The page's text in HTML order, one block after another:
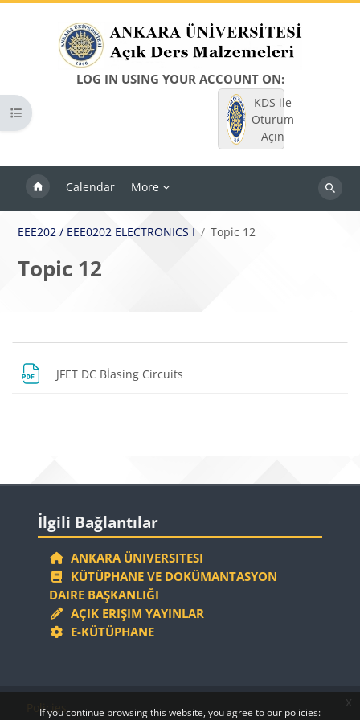
If you continue browsing this website, you agree to our policies:
x
LOG IN USING YOUR ACCOUNT ON:
KDS ile
Oturum
Açın
Calendar More
Search
Open course index
EEE202 / EEE0202 ELECTRONICS I Topic 12
Topic 12
Blocks
Section outline
JFET DC Bİasing Circuits
Blocks
İlgili Bağlantılar
ANKARA ÜNIVERSITESI
KÜTÜPHANE VE DOKÜMANTASYON
DAIRE BAŞKANLIĞI
AÇIK ERIŞIM YAYINLAR
E-KÜTÜPHANE
Blocks
Blocks
Policies